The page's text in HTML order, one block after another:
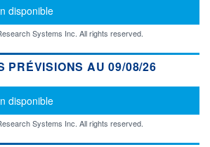
disponible
Systems Inc. All rights reserved.
PRÉVISIONS AU 09/08/26
disponible
Systems Inc. All rights reserved.